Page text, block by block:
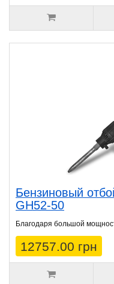
Бензиновый
GH52-50
Благодаря большой
12757.00 грн